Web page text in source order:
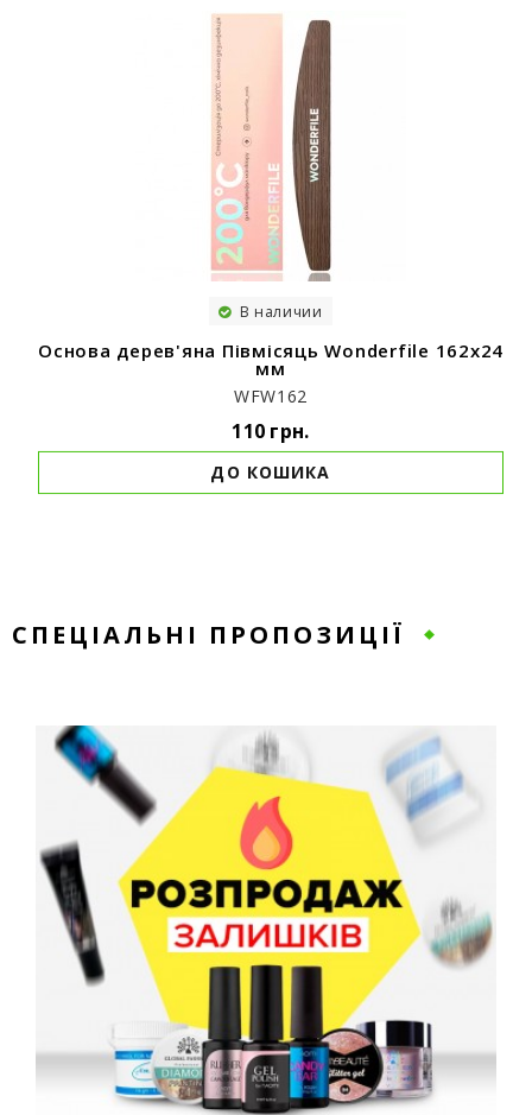
В наличии
Основа дерев'яна Півмісяць Wonderfile 162х24
мм
WFW162
110 грн.
ДО КОШИКА
СПЕЦІАЛЬНІ ПРОПОЗИЦІЇ